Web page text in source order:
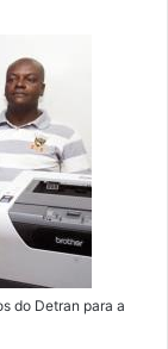
do Detran para a